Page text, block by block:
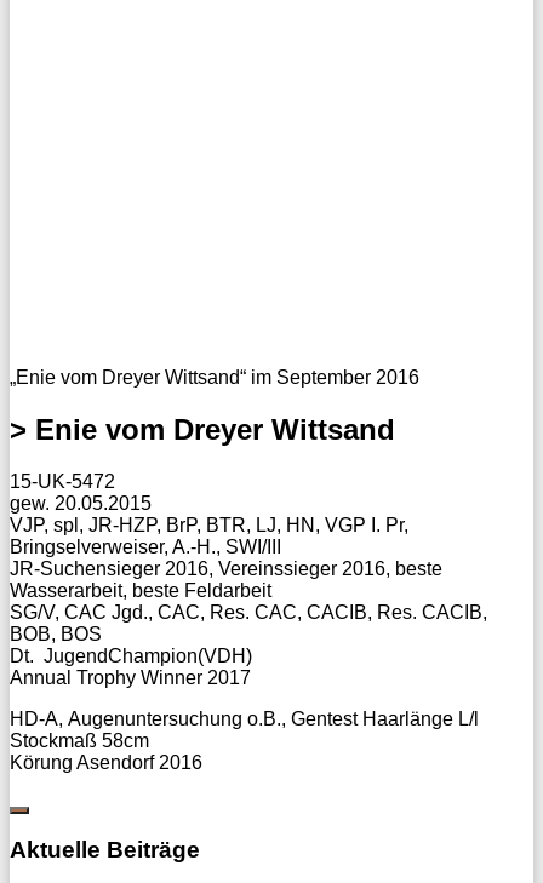
„Enie vom Dreyer Wittsand“ im September 2016
> Enie vom Dreyer Wittsand
15-UK-5472
gew. 20.05.2015
VJP, spl, JR-HZP, BrP, BTR, LJ, HN, VGP I. Pr,
Bringselverweiser, A.-H., SWI/III
JR-Suchensieger 2016, Vereinssieger 2016, beste
Wasserarbeit, beste Feldarbeit
SG/V, CAC Jgd., CAC, Res. CAC, CACIB, Res. CACIB,
BOB, BOS
Dt.
Annual Trophy Winner 2017
HD-A, Augenuntersuchung o.B., Gentest Haarlänge L/l
Stockmaß 58cm
Körung Asendorf 2016
Aktuelle Beiträge